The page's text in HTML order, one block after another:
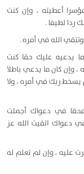
أعطيته ، وإن كنت
ردا لطيفا .
الله في أمره .
يدعيه عليك حقا كنت
كان ما يدعي باطلا
يسخط ربك في أمره ، ولا
في دعواك أجملت
دعواك اتقيت الله عز
عليه ، وإن لم تعلم له